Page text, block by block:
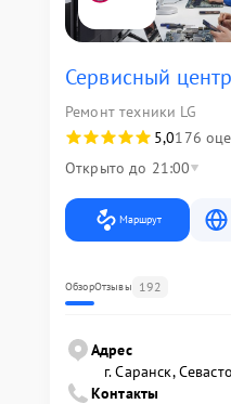
Сервисный
Ремонт техники LG
5,0176
Открыто до 21:00
Маршрут
ОбзорОтзывы 192
Адрес
г. Саранск,
Контакты